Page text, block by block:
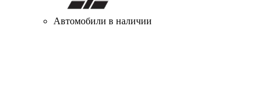
Автомобили в наличии